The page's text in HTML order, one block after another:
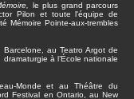
le plus grand parcours
Pilon et toute l'équipe de
Mémoire Pointe-aux-trembles
au Teatro Argot de
à l’École nationale
Monde et au Théâtre du
Festival en Ontario, au New